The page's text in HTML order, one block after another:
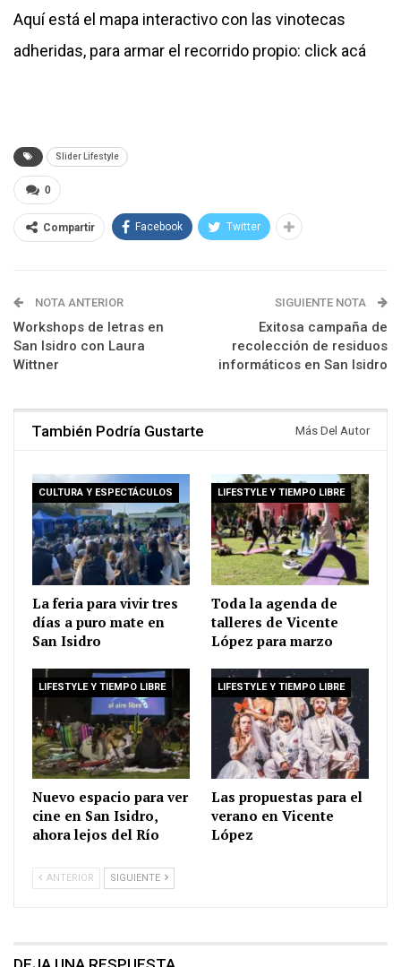
Aquí está el mapa interactivo con las vinotecas
adheridas, para armar el recorrido propio: click acá
Slider Lifestyle
0
Compartir Facebook Twitter
NOTA ANTERIOR
Workshops de letras en
San Isidro con Laura
Wittner
SIGUIENTE NOTA
Exitosa campaña de
recolección de residuos
informáticos en San Isidro
También Podría Gustarte Más Del Autor
CULTURA Y ESPECTÁCULOS
La feria para vivir tres
días a puro mate en
San Isidro
LIFESTYLE Y TIEMPO LIBRE
Toda la agenda de
talleres de Vicente
López para marzo
LIFESTYLE Y TIEMPO LIBRE
Nuevo espacio para ver
cine en San Isidro,
ahora lejos del Río
LIFESTYLE Y TIEMPO LIBRE
Las propuestas para el
verano en Vicente
López
ANTERIOR SIGUIENTE